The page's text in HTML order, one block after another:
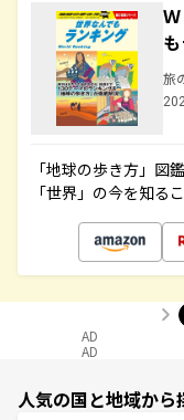
旅
「地球の歩き方」図
「世界」の今を知る
AD
AD
人気の国と地域から